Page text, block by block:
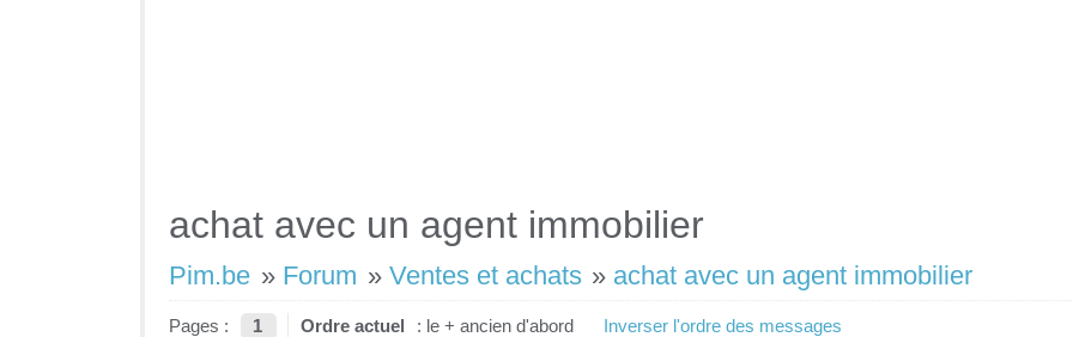
achat avec un agent immobilier
Pim.be » Forum » Ventes et achats » achat avec un agent immobilier
Pages : 1 Ordre actuel : le + ancien d'abord Inverser l'ordre des messages